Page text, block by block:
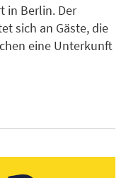
in Berlin. Der
sich an Gäste, die
eine Unterkunft